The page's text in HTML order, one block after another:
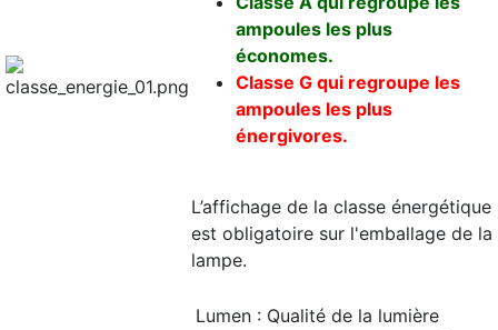
ampoules les plus
économes.
Classe G qui regroupe les
ampoules les plus
énergivores.
L’affichage de la classe énergétique
est obligatoire sur l'emballage de la
lampe.
Lumen : Qualité de la lumière